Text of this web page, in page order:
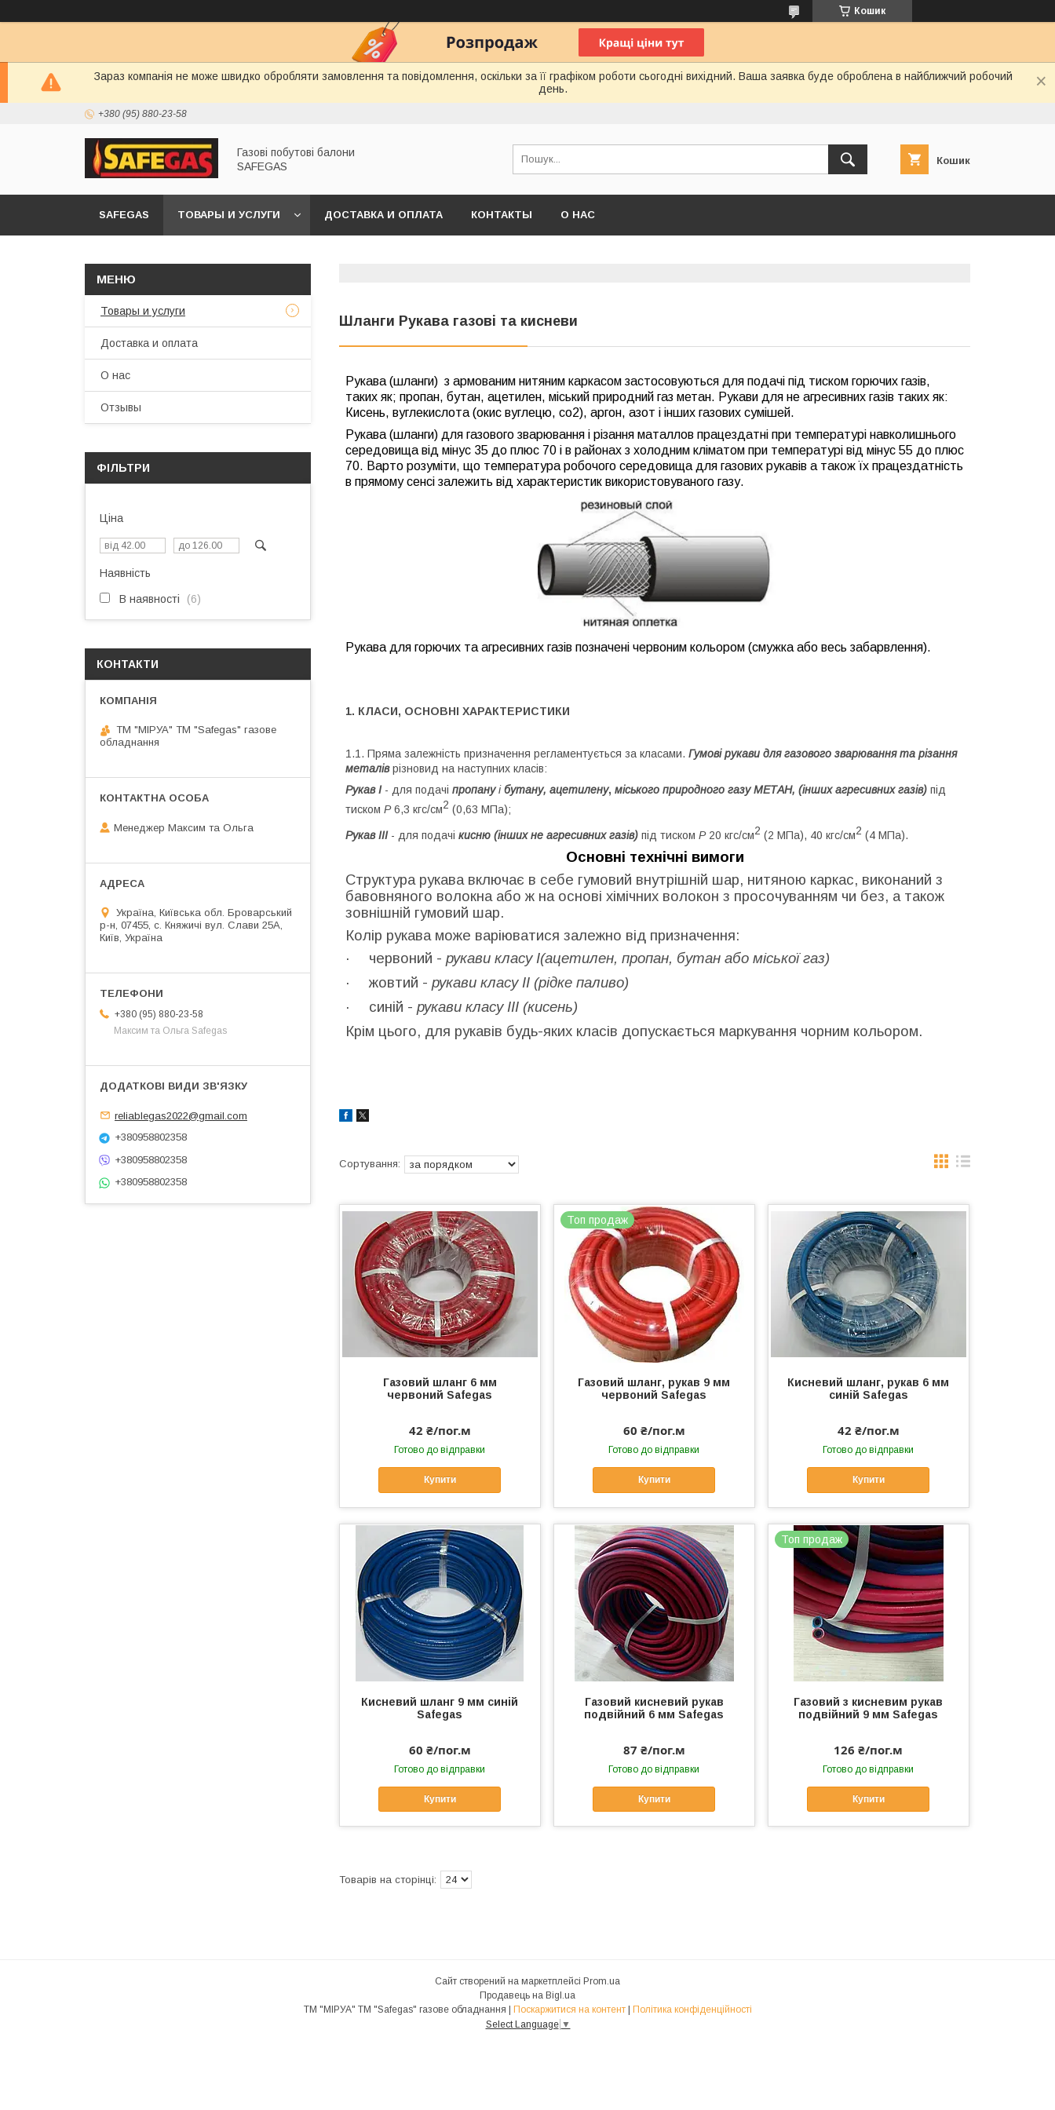
Кошик
Зараз компанія не може швидко обробляти замовлення та повідомлення, оскільки за її графіком роботи сьогодні вихідний. Ваша заявка буде оброблена в найближчий робочий
день.
+380 (95) 880-23-58
Газові побутові балони
SAFEGAS
Кошик
SAFEGAS ТОВАРЫ И УСЛУГИ ДОСТАВКА И ОПЛАТА КОНТАКТЫ О НАС
Шланги Рукава газові та кисневи
Рукава (шланги) з армованим нитяним каркасом застосовуються для подачі під тиском горючих газів,
таких як; пропан, бутан, ацетилен, міський природний газ метан. Рукави для не агресивних газів таких як:
Кисень, вуглекислота (окис вуглецю, со2), аргон, азот і інших газових сумішей.
Рукава (шланги) для газового зварювання і різання маталлов працездатні при температурі навколишнього
середовища від мінус 35 до плюс 70 і в районах з холодним кліматом при температурі від мінус 55 до плюс
70. Варто розуміти, що температура робочого середовища для газових рукавів а також їх працездатність
в прямому сенсі залежить від характеристик використовуваного газу.
Рукава для горючих та агресивних газів позначені червоним кольором (смужка або весь забарвлення).
1. КЛАСИ, ОСНОВНІ ХАРАКТЕРИСТИКИ
1.1. Пряма залежність призначення регламентується за класами. Гумові рукави для газового зварювання та різання
металіврізновид на наступних класів:
Рукав I- для подачі пропануібутану, ацетилену, міського природного газу МЕТАН, (інших агресивних газів) під
тиском Р6,3 кгс/см2 (0,63 МПа);
Рукав III- для подачі кисню (інших не агресивних газів) під тиском Р20 кгс/см2 (2 МПа), 40 кгс/см2 (4 МПа).
Основні технічні вимоги
Структура рукава включає в себе гумовий внутрішній шар, нитяною каркас, виконаний з
бавовняного волокна або ж на основі хімічних волокон з просочуванням чи без, а також
зовнішній гумовий шар.
Колір рукава може варіюватися залежно від призначення:
·
червоний - рукави класу I(ацетилен, пропан, бутан або міської газ)
·
жовтий - рукави класу II (рідке паливо)
·
синій - рукави класу III (кисень)
Крім цього, для рукавів будь-яких класів допускається маркування чорним кольором.
Газовий шланг 6 мм
червоний Safegas
42 ₴/пог.м
Готово до відправки
Купити
Топ продаж
Газовий шланг, рукав 9 мм
червоний Safegas
60 ₴/пог.м
Готово до відправки
Купити
Кисневий шланг, рукав 6 мм
синій Safegas
42 ₴/пог.м
Готово до відправки
Купити
Кисневий шланг 9 мм синій
Safegas
60 ₴/пог.м
Готово до відправки
Купити
Газовий кисневий рукав
подвійний 6 мм Safegas
87 ₴/пог.м
Готово до відправки
Купити
Топ продаж
Газовий з кисневим рукав
подвійний 9 мм Safegas
126 ₴/пог.м
Готово до відправки
Купити
Товары и услуги
Доставка и оплата
О нас
Отзывы
ФІЛЬТРИ
Ціна
Наявність
В наявності 6
КОНТАКТИ
ТМ "МІРУА" ТМ "Safegas" газове
обладнання
Менеджер Максим та Ольга
Україна, Київська обл. Броварський
р-н, 07455, c. Княжичі вул. Слави 25А,
Київ, Україна
+380 (95) 880-23-58
Максим та Ольга Safegas
reliablegas2022@gmail.com
+380958802358
+380958802358
+380958802358
Сайт створений на маркетплейсі Prom.ua
Продавець на Bigl.ua
Поскаржитися на контент
Політика конфіденційності
Select Language ▼